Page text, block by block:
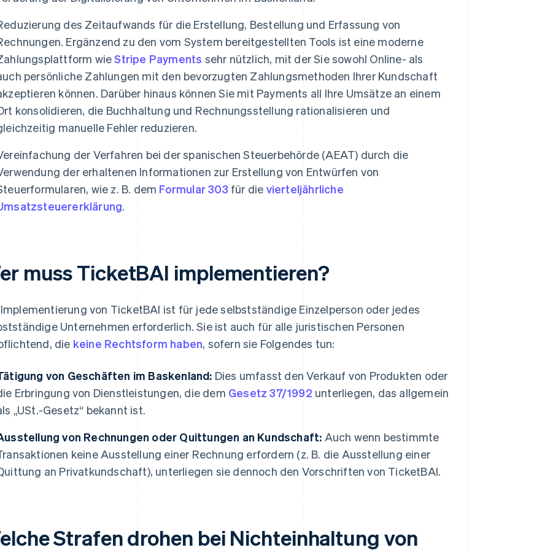
des Zeitaufwands für die Erstellung, Bestellung und Erfassung von
Ergänzend zu den vom System bereitgestellten Tools ist eine moderne
wieStripe Payments sehr nützlich, mit der Sie sowohl Online- als
persönliche Zahlungen mit den bevorzugten Zahlungsmethoden Ihrer Kundschaft
können. Darüber hinaus können Sie mit Payments all Ihre Umsätze an einem
konsolidieren, die Buchhaltung und Rechnungsstellung rationalisieren und
manuelle Fehler reduzieren.
der Verfahren bei der spanischen Steuerbehörde (AEAT) durch die
der erhaltenen Informationen zur Erstellung von Entwürfen von
wie z. B. dem Formular 303 für die vierteljährliche
.
muss TicketBAI implementieren?
von TicketBAI ist für jede selbstständige Einzelperson oder jedes
Unternehmen erforderlich. Sie ist auch für alle juristischen Personen
die keine Rechtsform haben, sofern sie Folgendes tun:
von Geschäften im Baskenland: Dies umfasst den Verkauf von Produkten oder
Erbringung von Dienstleistungen, die dem Gesetz 37/1992 unterliegen, das allgemein
„USt.-Gesetz“ bekannt ist.
von Rechnungen oder Quittungen an Kundschaft: Auch wenn bestimmte
keine Ausstellung einer Rechnung erfordern (z. B. die Ausstellung einer
an Privatkundschaft), unterliegen sie dennoch den Vorschriften von TicketBAI.
Strafen drohen bei Nichteinhaltung von